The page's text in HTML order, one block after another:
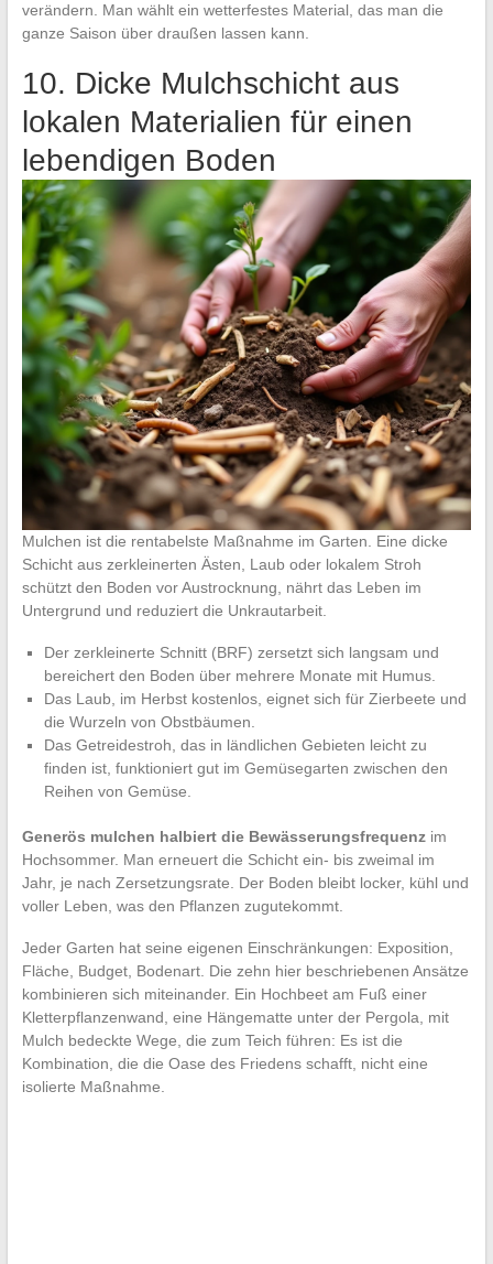
verändern. Man wählt ein wetterfestes Material, das man die
ganze Saison über draußen lassen kann.
10. Dicke Mulchschicht aus
lokalen Materialien für einen
lebendigen Boden
Mulchen ist die rentabelste Maßnahme im Garten. Eine dicke
Schicht aus zerkleinerten Ästen, Laub oder lokalem Stroh
schützt den Boden vor Austrocknung, nährt das Leben im
Untergrund und reduziert die Unkrautarbeit.
Der zerkleinerte Schnitt (BRF) zersetzt sich langsam und
bereichert den Boden über mehrere Monate mit Humus.
Das Laub, im Herbst kostenlos, eignet sich für Zierbeete und
die Wurzeln von Obstbäumen.
Das Getreidestroh, das in ländlichen Gebieten leicht zu
finden ist, funktioniert gut im Gemüsegarten zwischen den
Reihen von Gemüse.
Generös mulchen halbiert die Bewässerungsfrequenzim
Hochsommer. Man erneuert die Schicht ein- bis zweimal im
Jahr, je nach Zersetzungsrate. Der Boden bleibt locker, kühl und
voller Leben, was den Pflanzen zugutekommt.
Jeder Garten hat seine eigenen Einschränkungen: Exposition,
Fläche, Budget, Bodenart. Die zehn hier beschriebenen Ansätze
kombinieren sich miteinander. Ein Hochbeet am Fuß einer
Kletterpflanzenwand, eine Hängematte unter der Pergola, mit
Mulch bedeckte Wege, die zum Teich führen: Es ist die
Kombination, die die Oase des Friedens schafft, nicht eine
isolierte Maßnahme.